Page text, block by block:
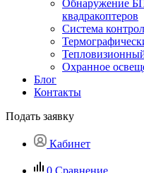
Обнаружение
квадракоптеров
Система
Охранное
Блог
Контакты
Подать заявку
Кабинет
0 Сравнение